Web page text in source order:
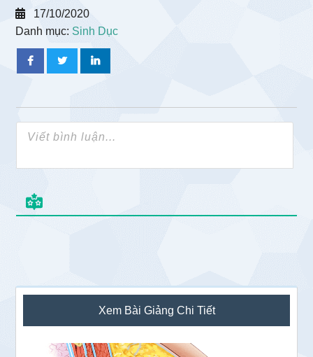
17/10/2020
Danh mục:Sinh Dục
Sidebar
chính
Xem Bài Giảng Chi Tiết